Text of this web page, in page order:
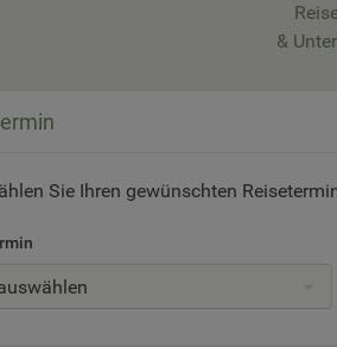
&
Sie Ihren gewünschten